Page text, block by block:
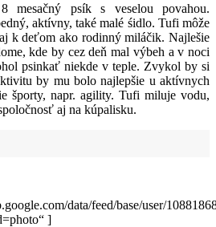
psík s veselou povahou.
aktívny, také malé śidlo. Tufi môže
k deťom ako rodinný miláčik. Najlešie
kde by cez deň mal výbeh a v noci
psinkať niekde v teple. Zvykol by si
by mu bolo najlepšie u aktívnych
športy, napr. agility. Tufi miluje vodu,
aj na kúpalisku.
data/feed/base/user/
]